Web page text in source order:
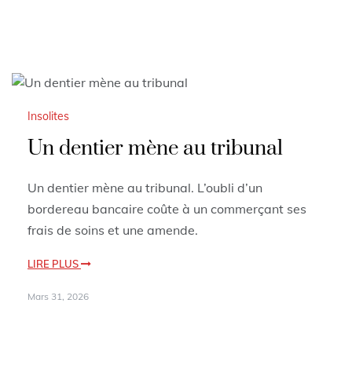
Insolites
Un dentier mène au tribunal
Un dentier mène au tribunal. L’oubli d’un
bordereau bancaire coûte à un commerçant ses
frais de soins et une amende.
LIRE PLUS
Mars 31, 2026